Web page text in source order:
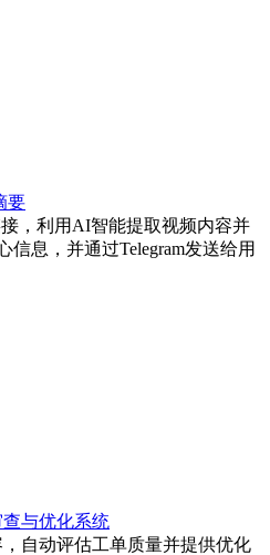
要
接，利用AI智能提取视频内容并
息，并通过Telegram发送给用
与优化系统
自动评估工单质量并提供优化